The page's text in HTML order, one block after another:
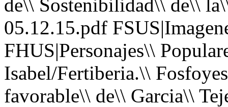
de\\ Sostenibilidad\\ de\\
05.12.15.pdf
FHUS|Personajes\\
Isabel/Fertiberia.\\
favorable\\ de\\ Garcia\\